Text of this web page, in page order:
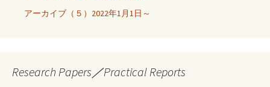
アーカイブ（５）2022年1月1日～
Research Papers／Practical Reports